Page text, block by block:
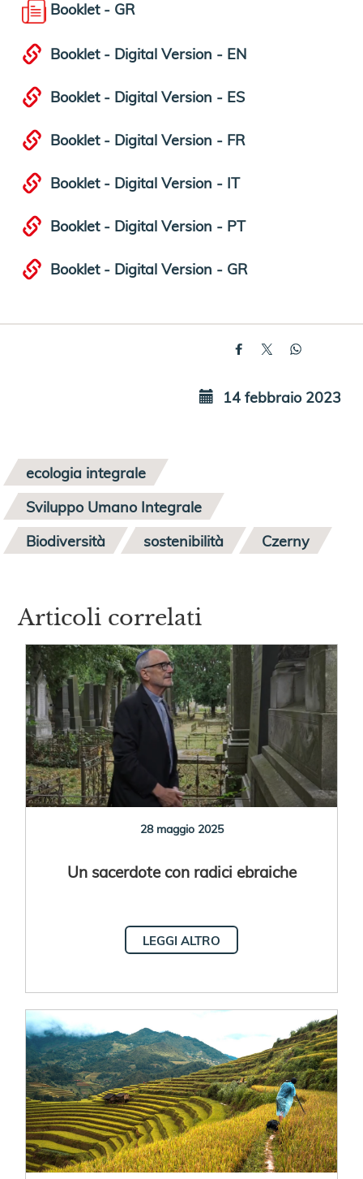
Booklet - GR
Booklet - Digital Version - EN
Booklet - Digital Version - ES
Booklet - Digital Version - FR
Booklet - Digital Version - IT
Booklet - Digital Version - PT
Booklet - Digital Version - GR
14 febbraio 2023
ecologia integrale
Sviluppo Umano Integrale
Biodiversità
sostenibilità Czerny
Articoli correlati
28 maggio 2025
Un sacerdote con radici ebraiche
LEGGI ALTRO